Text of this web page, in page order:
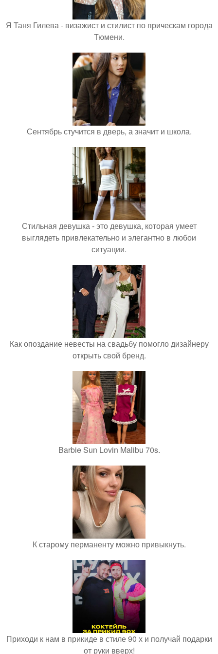
Я Таня Гилева - визажист и стилист по прическам города
Тюмени.
Сентябрь стучится в дверь, а значит и школа.
Стильная девушка - это девушка, которая умеет
выглядеть привлекательно и элегантно в любои
ситуации.
Как опоздание невесты на свадьбу помогло дизайнеру
открыть свой бренд.
Barbie Sun Lovin Malibu 70s.
К старому перманенту можно привыкнуть.
Приходи к нам в прикиде в стиле 90 х и получай подарки
от руки вверх!